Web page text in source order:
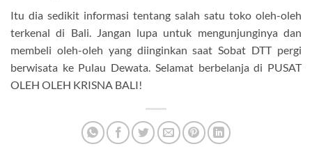
Itu dia sedikit informasi tentang salah satu toko oleh-oleh
terkenal di Bali. Jangan lupa untuk mengunjunginya dan
membeli oleh-oleh yang diinginkan saat Sobat DTT pergi
berwisata ke Pulau Dewata. Selamat berbelanja di PUSAT
OLEH OLEH KRISNA BALI!